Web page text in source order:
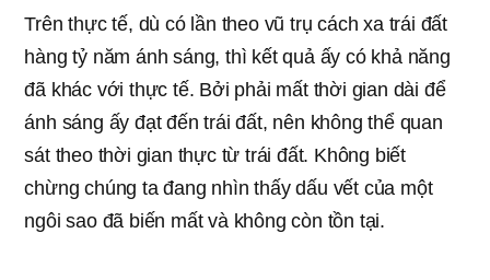
Trên thực tế, dù có lần theo vũ trụ cách xa trái đất
hàng tỷ năm ánh sáng, thì kết quả ấy có khả năng
đã khác với thực tế. Bởi phải mất thời gian dài để
ánh sáng ấy đạt đến trái đất, nên không thể quan
sát theo thời gian thực từ trái đất. Không biết
chừng chúng ta đang nhìn thấy dấu vết của một
ngôi sao đã biến mất và không còn tồn tại.